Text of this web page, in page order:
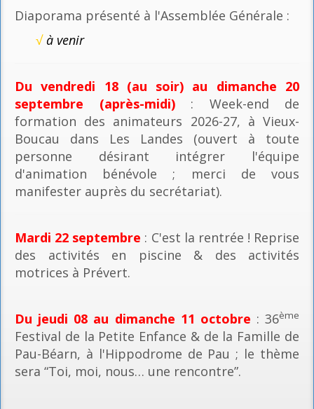
Diaporama présenté à l'Assemblée Générale :
√à venir
Du vendredi 18 (au soir) au dimanche 20
septembre (après-midi): Week-end de
formation des animateurs 2026-27, à Vieux-
Boucau dans Les Landes (ouvert à toute
personne désirant intégrer l'équipe
d'animation bénévole ; merci de vous
manifester auprès du secrétariat).
Mardi 22 septembre : C'est la rentrée ! Reprise
des activités en piscine & des activités
motrices à Prévert.
Du jeudi 08 au dimanche 11 octobre : 36ème
Festival de la Petite Enfance & de la Famille de
Pau-Béarn, à l'Hippodrome de Pau ; le thème
sera “Toi, moi, nous… une rencontre”.